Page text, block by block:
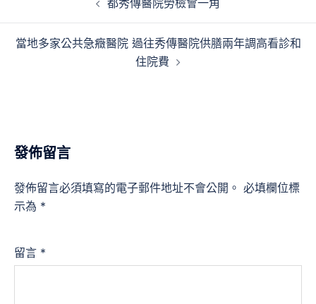
都秀傳醫院勞檢會一角
當地多家公共急癥醫院 過往秀傳醫院供膳兩年調高看診和
住院費
發佈留言
發佈留言必須填寫的電子郵件地址不會公開。 必填欄位標
示為 *
留言 *